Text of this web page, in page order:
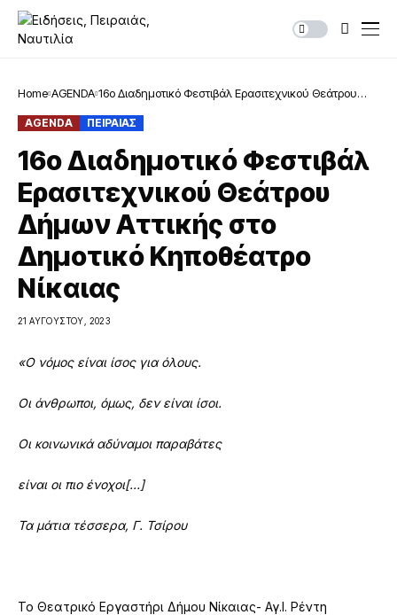
Home AGENDA 16ο Διαδημοτικό Φεστιβάλ Ερασιτεχνικού Θεάτρου
AGENDA ΠΕΙΡΑΙΑΣ
16ο Διαδημοτικό Φεστιβάλ
Ερασιτεχνικού Θεάτρου
Δήμων Αττικής στο
Δημοτικό Κηποθέατρο
Νίκαιας
21 ΑΥΓΟΎΣΤΟΥ, 2023
«Ο νόμος είναι ίσος για όλους.
Οι άνθρωποι, όμως, δεν είναι ίσοι.
Οι κοινωνικά αδύναμοι παραβάτες
είναι οι πιο ένοχοι[…]
Τα μάτια τέσσερα, Γ. Τσίρου
Το Θεατρικό Εργαστήρι Δήμου Νίκαιας- Αγ.Ι. Ρέντη